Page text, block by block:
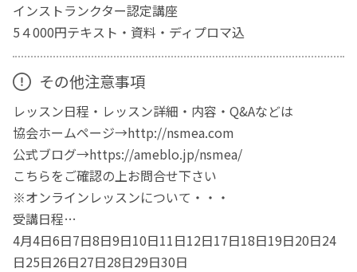
インストランクター認定講座
5４000円テキスト・資料・ディプロマ込
その他注意事項
レッスン日程・レッスン詳細・内容・Q&Aなどは
協会ホームページ→http://nsmea.com
公式ブログ→https://ameblo.jp/nsmea/
こちらをご確認の上お問合せ下さい
※オンラインレッスンについて・・・
受講日程…
4月4日6日7日8日9日10日11日12日17日18日19日20日24
日25日26日27日28日29日30日